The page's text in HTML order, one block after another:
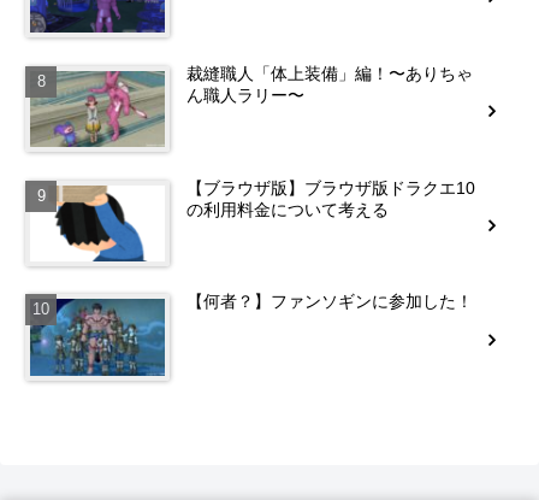
裁縫職人「体上装備」編！〜ありちゃ
ん職人ラリー〜
【ブラウザ版】ブラウザ版ドラクエ10
の利用料金について考える
【何者？】ファンソギンに参加した！